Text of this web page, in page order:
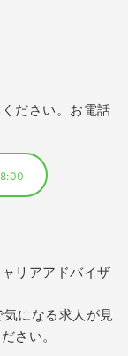
ださい。お電話
リアアドバイザ
になる求人が見
さい。